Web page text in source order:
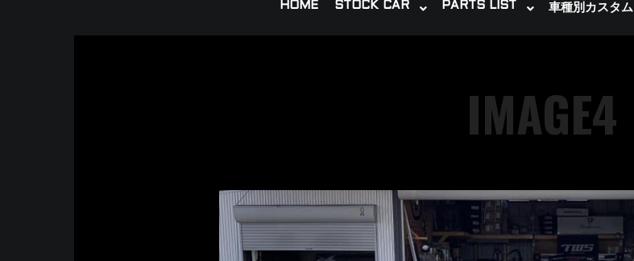
HOME STOCK CAR PARTS LIST 車種別カスタム
IMAGE4